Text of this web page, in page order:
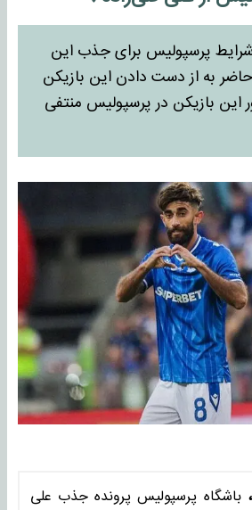
پرسپولیس برای جذب این
حاضر به از دست دادن این بازیکن
این بازیکن در پرسپولیس منتفی
باشگاه پرسپولیس پرونده جذب علی